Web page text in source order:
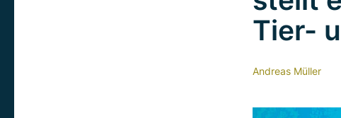
Tier-
Andreas Müller